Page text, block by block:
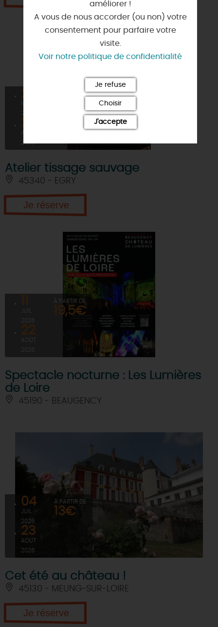
22
2026
22
AOÛT
2026
À PARTIR DE
Atelier tissage sauvage
45340 - EGRY
Je réserve
11
2026
22
AOÛT
2026
À PARTIR DE
19,5€
Spectacle nocturne : Les Lumières
de Loire
45190 - BEAUGENCY
04
JUIL
2026
23
AOÛT
2026
À PARTIR DE
13€
Cet été au château !
45130 - MEUNG-SUR-LOIRE
Je réserve
améliorer !
A vous de nous accorder (ou non) votre
consentement pour parfaire votre
visite.
Voir notre politique de confidentialité
Je refuse
Choisir
J'accepte